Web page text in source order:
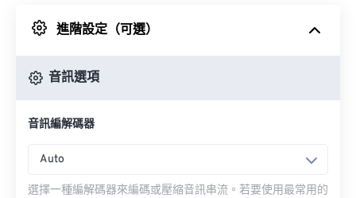
來自 Google 雲端硬碟
進階設定（可選）
音訊選項
音訊編解碼器
Auto
選擇一種編解碼器來編碼或壓縮音訊串流。若要使用最常用的